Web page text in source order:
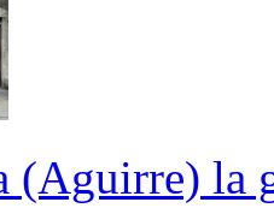
(Aguirre) la